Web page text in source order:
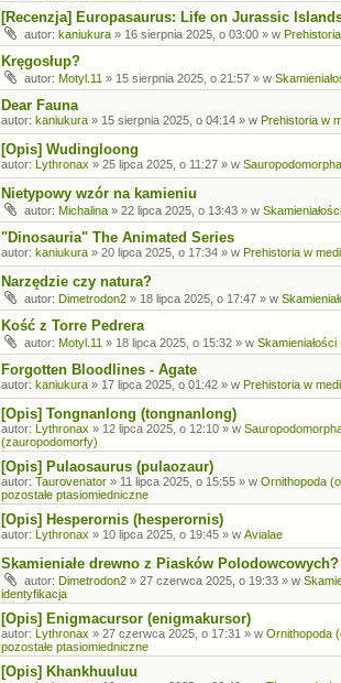
[Recenzja] Europasaurus: Life on Jurassic
autor: kaniukura » 16 sierpnia 2025, o 03:00 » w
Kręgosłup?
autor: Motyl.11 » 15 sierpnia 2025, o 21:57 » w
Dear Fauna
autor: kaniukura » 15 sierpnia 2025, o 04:14 » w Prehistoria w
[Opis] Wudingloong
autor: Lythronax » 25 lipca 2025, o 11:27 » w
Nietypowy wzór na kamieniu
autor: Michalina » 22 lipca 2025, o 13:43 » w
"Dinosauria" The Animated Series
autor: kaniukura » 20 lipca 2025, o 17:34 » w Prehistoria w
Narzędzie czy natura?
autor: Dimetrodon2 » 18 lipca 2025, o 17:47 » w
Kość z Torre Pedrera
autor: Motyl.11 » 18 lipca 2025, o 15:32 » w
Forgotten Bloodlines - Agate
autor: kaniukura » 17 lipca 2025, o 01:42 » w Prehistoria w
[Opis] Tongnanlong (tongnanlong)
autor: Lythronax » 12 lipca 2025, o 12:10 » w
(zauropodomorfy)
[Opis] Pulaosaurus (pulaozaur)
autor: Taurovenator » 11 lipca 2025, o 15:55 » w Ornithopoda
pozostałe ptasiomiedniczne
[Opis] Hesperornis (hesperornis)
autor: Lythronax » 10 lipca 2025, o 19:45 » w Avialae
Skamieniałe drewno z Piasków Polodowcowych?
autor: Dimetrodon2 » 27 czerwca 2025, o 19:33 » w
identyfikacja
[Opis] Enigmacursor (enigmakursor)
autor: Lythronax » 27 czerwca 2025, o 17:31 » w Ornithopoda
pozostałe ptasiomiedniczne
[Opis] Khankhuuluu